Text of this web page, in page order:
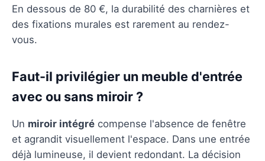
En dessous de 80 €, la durabilité des charnières et
des fixations murales est rarement au rendez-
vous.
Faut-il privilégier un meuble d'entrée
avec ou sans miroir ?
Un miroir intégré compense l'absence de fenêtre
et agrandit visuellement l'espace. Dans une entrée
déjà lumineuse, il devient redondant. La décision